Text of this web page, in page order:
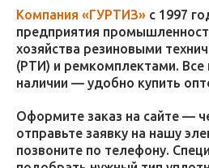
Компания «ГУРТИЗ» с 1997
предприятия
хозяйства резиновыми
(РТИ) и ремкомплектами. Все
наличии — удобно купить
Оформите заказ на сайте —
отправьте заявку на нашу
позвоните по телефону.